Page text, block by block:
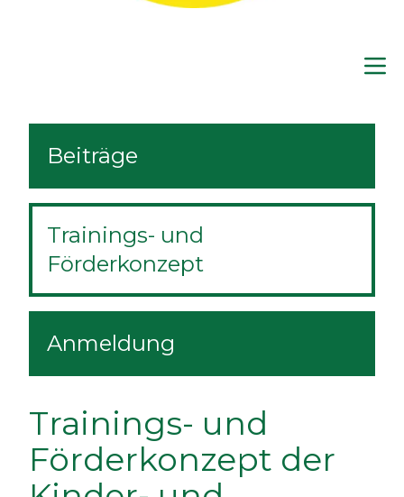
Beiträge
Trainings- und
Förderkonzept
Anmeldung
Trainings- und
Förderkonzept der